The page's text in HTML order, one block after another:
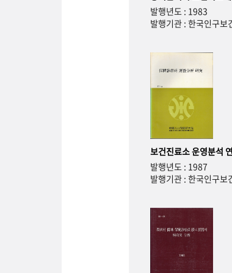
발행년도 : 1983
발행기관 : 한국인구보
보건진료소 운영분석
발행년도 : 1987
발행기관 : 한국인구보